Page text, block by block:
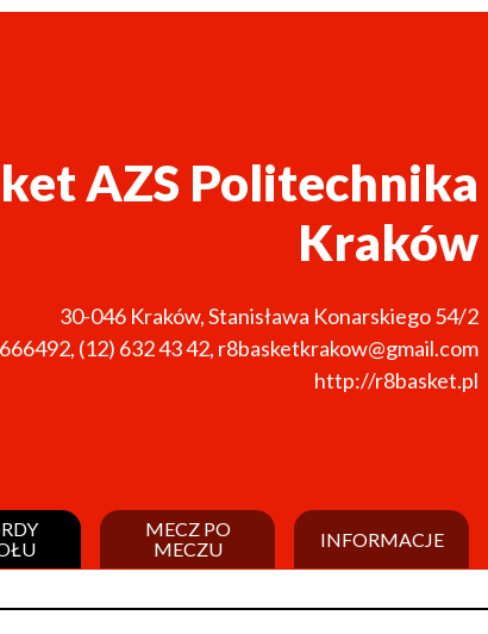
AZS Politechnika
Kraków
30-046 Kraków,Stanisława Konarskiego 54/2
, (12) 632 43 42, r8basketkrakow@gmail.com
http://r8basket.pl
MECZ PO
MECZU
INFORMACJE